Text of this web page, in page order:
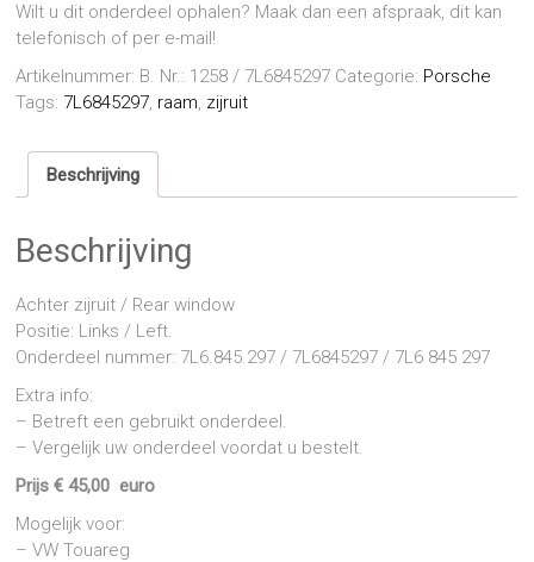
Wilt u dit onderdeel ophalen? Maak dan een afspraak, dit kan
telefonisch of per e-mail!
Artikelnummer: B. Nr.: 1258 / 7L6845297 Categorie: Porsche
Tags: 7L6845297, raam, zijruit
Beschrijving
Beschrijving
Achter zijruit / Rear window
Positie: Links / Left.
Onderdeel nummer: 7L6.845.297 / 7L6845297 / 7L6 845 297
Extra info:
– Betreft een gebruikt onderdeel.
– Vergelijk uw onderdeel voordat u bestelt.
Prijs € 45,00 euro
Mogelijk voor:
– VW Touareg